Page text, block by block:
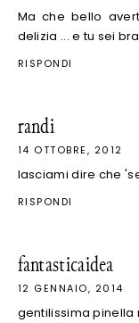
Ma che bello
delizia ... e tu sei
RISPONDI
randi
14 OTTOBRE, 2012
lasciami dire che
RISPONDI
fantasticaidea
12 GENNAIO, 2014
gentilissima